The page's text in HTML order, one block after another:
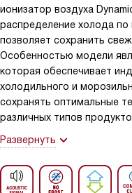
ионизатор воздуха
распределение холода по
позволяет сохранить
Особенностью модели
которая обеспечивает
холодильного и
сохранять оптимальные
различных типов
Развернуть